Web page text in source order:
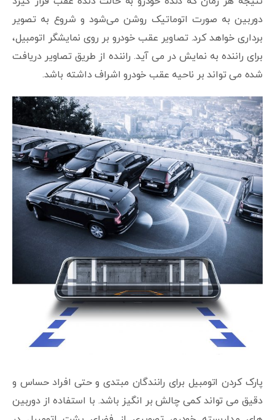
دوربین به صورت اتوماتیک روشن می‌شود و شروع به تصویر
برداری خواهد کرد. تصاویر عقب خودرو بر روی نمایشگر اتومبیل،
برای راننده به نمایش در می آید. راننده از طریق تصاویر دریافت
شده می تواند بر ناحیه عقب خودرو اشراف داشته باشد.
پارک کردن اتومبیل برای رانندگان مبتدی و حتی افراد حساس و
دقیق می تواند کمی چالش بر انگیز باشد. با استفاده از دوربین